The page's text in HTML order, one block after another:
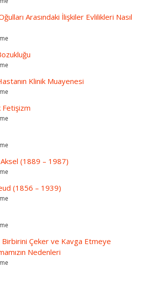
Arasındaki İlişkiler Evlilikleri Nasıl
Klinik Muayenesi
(1889 – 1987)
(1856 – 1939)
Birbirini Çeker ve Kavga Etmeye
Nedenleri